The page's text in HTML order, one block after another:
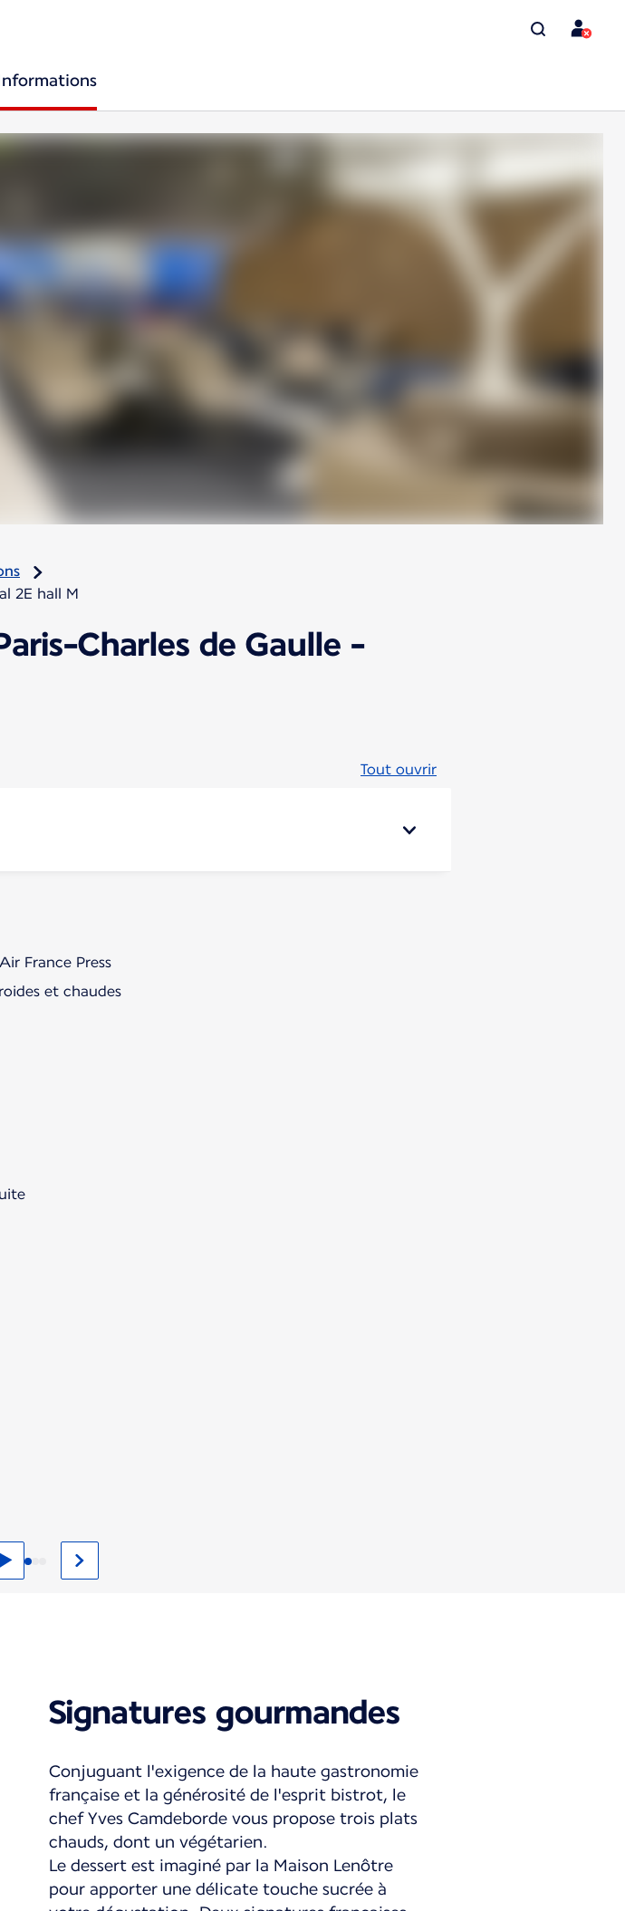
2E hall M
Charles de Gaulle -
Tout ouvrir
France Press
et chaudes
Signatures gourmandes
Conjuguant l'exigence de la haute gastronomie
française et la générosité de l'esprit bistrot, le
chef Yves Camdeborde vous propose trois plats
chauds, dont un végétarien.
Le dessert est imaginé par la Maison Lenôtre
pour apporter une délicate touche sucrée à